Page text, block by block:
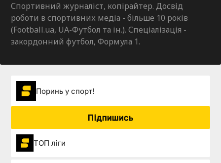
Спортивний журналіст, копірайтер. Досвід
роботи в спортивних медіа - більше 10 років
(Football.ua, UA-Футбол та ін.). Спеціалізація -
закордонний футбол, Формула 1.
Поринь у спорт!
Підпишись
ТОП ліги